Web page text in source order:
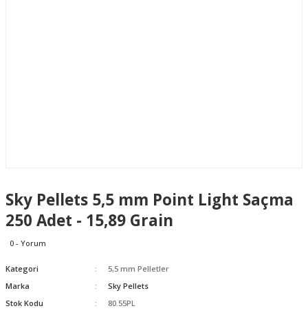
Sky Pellets 5,5 mm Point Light Saçma
250 Adet - 15,89 Grain
0 - Yorum
Kategori
5,5 mm Pelletler
Marka
Sky Pellets
Stok Kodu
80.55PL